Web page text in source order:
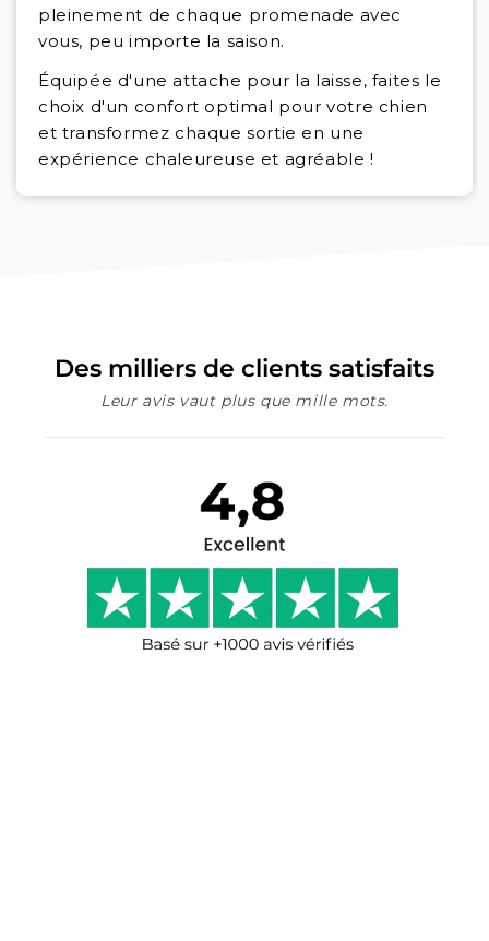
pleinement de chaque promenade avec
vous, peu importe la saison.
Équipée d'une attache pour la laisse, faites le
choix d'un confort optimal pour votre chien
et transformez chaque sortie en une
expérience chaleureuse et agréable !
Des milliers de clients satisfaits
Leur avis vaut plus que mille mots.